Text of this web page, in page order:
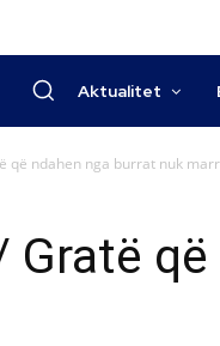
Aktualitet
që ndahen nga burrat nuk
Gratë